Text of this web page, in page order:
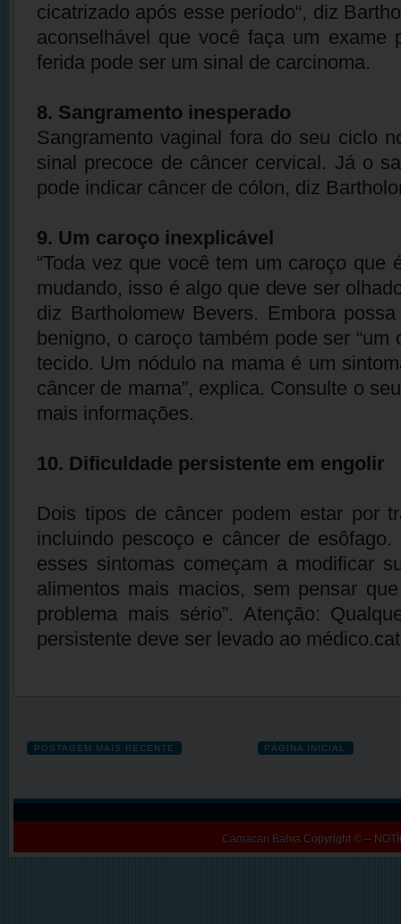
cicatrizado após esse período“, diz
aconselhável que você faça um exame
ferida pode ser um sinal de carcinoma.
8. Sangramento inesperado
Sangramento vaginal fora do seu ciclo
sinal precoce de câncer cervical. Já o
pode indicar câncer de cólon, diz
9. Um caroço inexplicável
“Toda vez que você tem um caroço que
mudando, isso é algo que deve ser
diz Bartholomew Bevers. Embora
benigno, o caroço também pode ser “um
tecido. Um nódulo na mama é um
câncer de mama”, explica. Consulte o
mais informações.
10. Dificuldade persistente em engolir
Dois tipos de câncer podem estar por
incluindo pescoço e câncer de esôfago.
esses sintomas começam a modificar
alimentos mais macios, sem pensar
problema mais sério”. Atenção:
persistente deve ser levado ao
POSTAGEM MAIS RECENTE PÁGINA INICIAL
Camacan Bahia Copyright © --